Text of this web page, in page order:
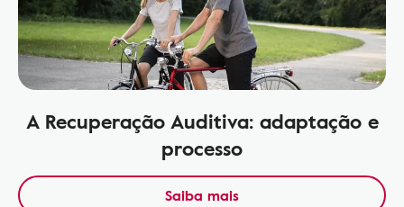
A Recuperação Auditiva: adaptação e
processo
Saiba mais